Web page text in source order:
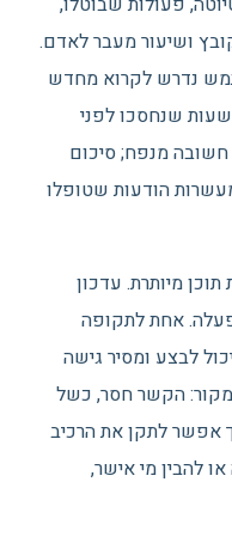
ושיעור מעבר לאדם.
נדרש לקרוא מחדש
שנחסכו לפני
חשובה מנפח; סיכום
הודעות שטופלו
מיותרת. עדכון
אחת לתקופה
לבצע ומסיר גישה
מקור: הקשר חסר, כשל
אפשר לתקן את הרכיב
להבין מי אישר,